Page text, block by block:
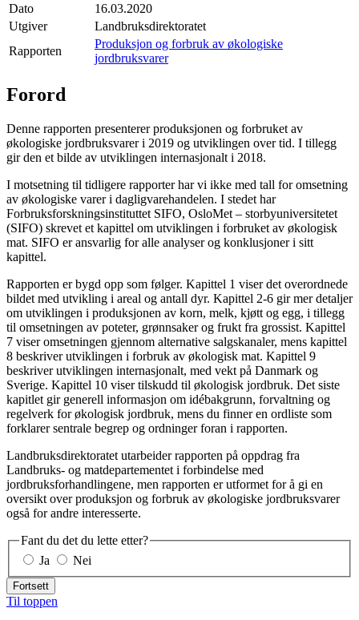
Dato
16.03.2020
Utgiver
Landbruksdirektoratet
Rapporten
Produksjon og forbruk av økologiske
jordbruksvarer
Forord
Denne rapporten presenterer produksjonen og forbruket av
økologiske jordbruksvarer i 2019 og utviklingen over tid. I tillegg
gir den et bilde av utviklingen internasjonalt i 2018.
I motsetning til tidligere rapporter har vi ikke med tall for omsetning
av økologiske varer i dagligvarehandelen. I stedet har
Forbruksforskningsinstituttet SIFO, OsloMet – storbyuniversitetet
(SIFO) skrevet et kapittel om utviklingen i forbruket av økologisk
mat. SIFO er ansvarlig for alle analyser og konklusjoner i sitt
kapittel.
Rapporten er bygd opp som følger. Kapittel 1 viser det overordnede
bildet med utvikling i areal og antall dyr. Kapittel 2-6 gir mer detaljer
om utviklingen i produksjonen av korn, melk, kjøtt og egg, i tillegg
til omsetningen av poteter, grønnsaker og frukt fra grossist. Kapittel
7 viser omsetningen gjennom alternative salgskanaler, mens kapittel
8 beskriver utviklingen i forbruk av økologisk mat. Kapittel 9
beskriver utviklingen internasjonalt, med vekt på Danmark og
Sverige. Kapittel 10 viser tilskudd til økologisk jordbruk. Det siste
kapitlet gir generell informasjon om idébakgrunn, forvaltning og
regelverk for økologisk jordbruk, mens du finner en ordliste som
forklarer sentrale begrep og ordninger foran i rapporten.
Landbruksdirektoratet utarbeider rapporten på oppdrag fra
Landbruks- og matdepartementet i forbindelse med
jordbruksforhandlingene, men rapporten er utformet for å gi en
oversikt over produksjon og forbruk av økologiske jordbruksvarer
også for andre interesserte.
Fant du det du lette etter?
Ja
Nei
Fortsett
Til toppen